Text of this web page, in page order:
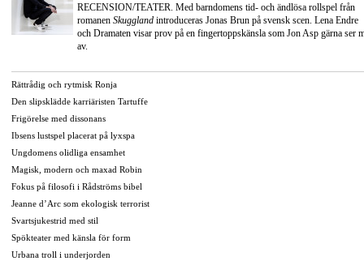
RECENSION/TEATER. Med barndomens tid- och ändlösa rollspel från
romanen Skuggland introduceras Jonas Brun på svensk scen. Lena Endre
och Dramaten visar prov på en fingertoppskänsla som Jon Asp gärna ser
av.
Rättrådig och rytmisk Ronja
Den slipsklädde karriäristen Tartuffe
Frigörelse med dissonans
Ibsens lustspel placerat på lyxspa
Ungdomens olidliga ensamhet
Magisk, modern och maxad Robin
Fokus på filosofi i Rådströms bibel
Jeanne d’Arc som ekologisk terrorist
Svartsjukestrid med stil
Spökteater med känsla för form
Urbana troll i underjorden